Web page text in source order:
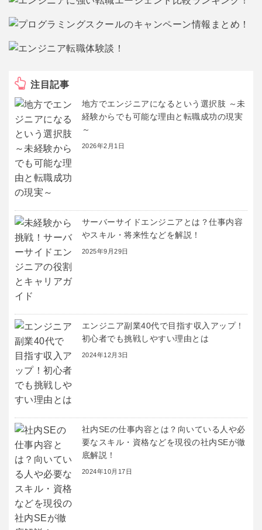
注目記事
地方でエンジニアになるという選択肢 ～未
経験からでも可能な理由と転職成功の現実
～
2026年2月1日
サーバーサイドエンジニアとは？仕事内容
やスキル・将来性などを解説！
2025年9月29日
エンジニア副業40代で目指す収入アップ！
初心者でも挑戦しやすい理由とは
2024年12月3日
社内SEの仕事内容とは？向いている人や必
要なスキル・資格などを現役の社内SEが徹
底解説！
2024年10月17日